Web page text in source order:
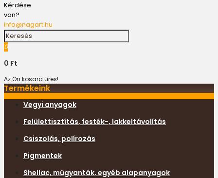
Kérdése
van?
info@nagart.hu
0
0 Ft
Az Ön kosara üres!
Termékeink
Vegyi anyagok
Felülettisztítás, festék-, lakkeltávolítás
Csiszolás, polírozás
Pigmentek
Shellac, műgyanták, egyéb alapanyagok